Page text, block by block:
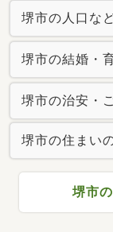
堺市の人口な
堺市の結婚・
堺市の治安・
堺市の住まい
堺市